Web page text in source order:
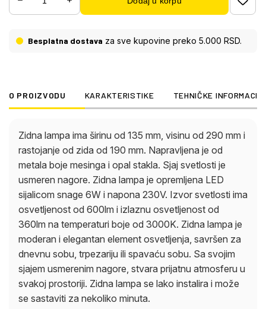
savršen za dnevnu sobu, trpezariju ili spavaću
sobu. Sa svojim sjajem usmerenim nagore, stvara
se lako instalira i može se sastaviti za nekoliko
Besplatna dostava za sve kupovine preko 5.000 RSD.
O PROIZVODU KARAKTERISTIKE TEHNIČKE
Zidna lampa ima širinu od 135 mm, visinu od 290 mm i
rastojanje od zida od 190 mm. Napravljena je od
metala boje mesinga i opal stakla. Sjaj svetlosti je
usmeren nagore. Zidna lampa je opremljena LED
sijalicom snage 6W i napona 230V. Izvor svetlosti ima
osvetljenost od 600lm i izlaznu osvetljenost od
360lm na temperaturi boje od 3000K. Zidna lampa je
moderan i elegantan element osvetljenja, savršen za
dnevnu sobu, trpezariju ili spavaću sobu. Sa svojim
sjajem usmerenim nagore, stvara prijatnu atmosferu u
svakoj prostoriji. Zidna lampa se lako instalira i može
se sastaviti za nekoliko minuta.